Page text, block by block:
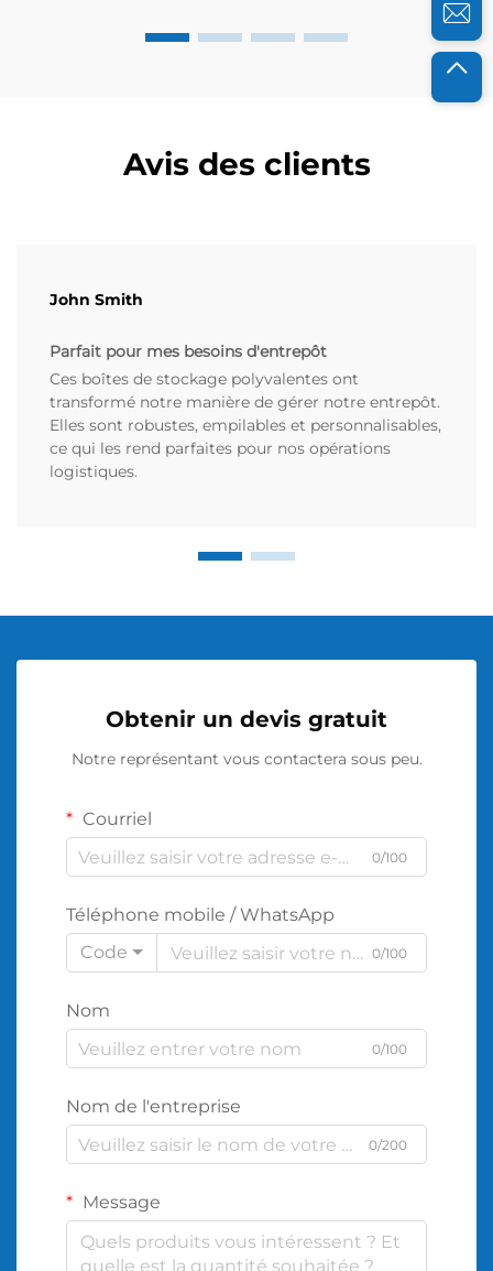
Avis des clients
John Smith
Parfait pour mes besoins d'entrepôt
Ces boîtes de stockage polyvalentes ont
transformé notre manière de gérer notre entrepôt.
Elles sont robustes, empilables et personnalisables,
ce qui les rend parfaites pour nos opérations
logistiques.
Obtenir un devis gratuit
Notre représentant vous contactera sous peu.
Courriel
0/100
Téléphone mobile / WhatsApp
Code
0/100
Nom
0/100
Nom de l'entreprise
0/200
Message